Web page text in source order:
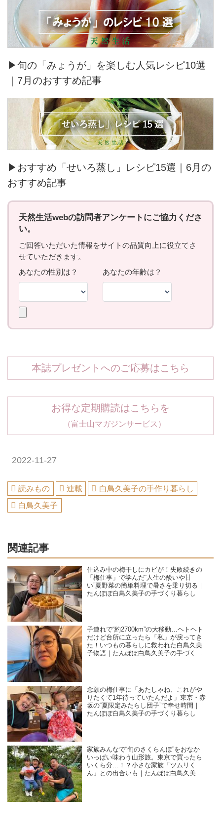
▶旬の「みょうが」を楽しむ人気レシピ10選
｜7月のおすすめ記事
▶おすすめ「せいろ蒸し」レシピ15選｜6月の
おすすめ記事
本誌プレゼントへのご応募はこちら
お得な定期購読はこちらを
（富士山マガジンサービス）
2022-11-27
読みもの 連載
白鳥久美子の手作り暮らし
白鳥久美子
関連記事
仕込み中の梅干しにカビが！失敗続きの
「梅仕事」で学んだ“人生の酸いや甘
い”夏野菜の簡単料理で暑さを乗り切る｜
たんぽぽ白鳥久美子の手づくり暮らし
子連れで“約2700km”の大移動…ヘトヘト
だけど台所に立ったら「私」が戻ってき
た！いつもの暮らしに救われた白鳥久美
子物語｜たんぽぽ白鳥久美子の手づくり
念願の梅仕事に「あたしゃね、これがや
りたくて1年待っていたんだよ」東京・赤
坂の“夏限定みたらし団子”で幸せ時間｜
たんぽぽ白鳥久美子の手づくり暮らし
家族みんなで“旬のさくらんぼ”をおなか
いっぱい味わう山形旅。東京で買ったら
いくら分…！？小さな家族「ツムリく
ん」との出合いも｜たんぽぽ白鳥久美子